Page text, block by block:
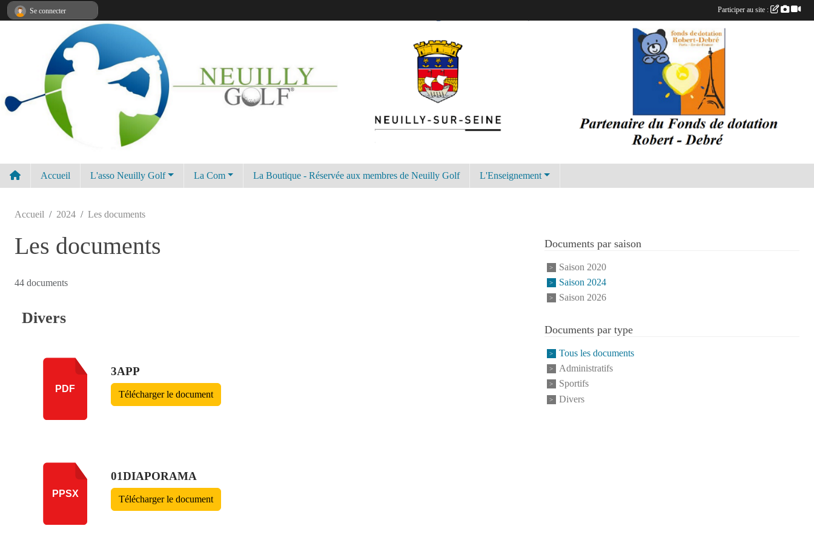
Accueil L'asso Neuilly Golf La Com La Boutique - Réservée aux membres de Neuilly Golf L'Enseignement
Accueil 2024 Les documents
Les documents
44 documents
Divers
PDF
3APP
Télécharger le document
PPSX
01DIAPORAMA
Télécharger le document
Documents par saison
Saison 2020
Saison 2024
Saison 2026
Documents par type
Tous les documents
Administratifs
Sportifs
Divers
Se connecter Participer au site :
Panneau de gestion des cookies